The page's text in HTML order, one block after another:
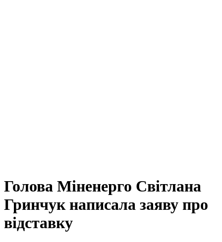
Голова Міненерго Світлана
Гринчук написала заяву про
відставку